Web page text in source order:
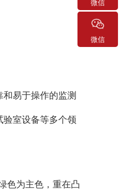
易于操作的监测
室设备等多个领
色为主色，重在凸
微信
微信